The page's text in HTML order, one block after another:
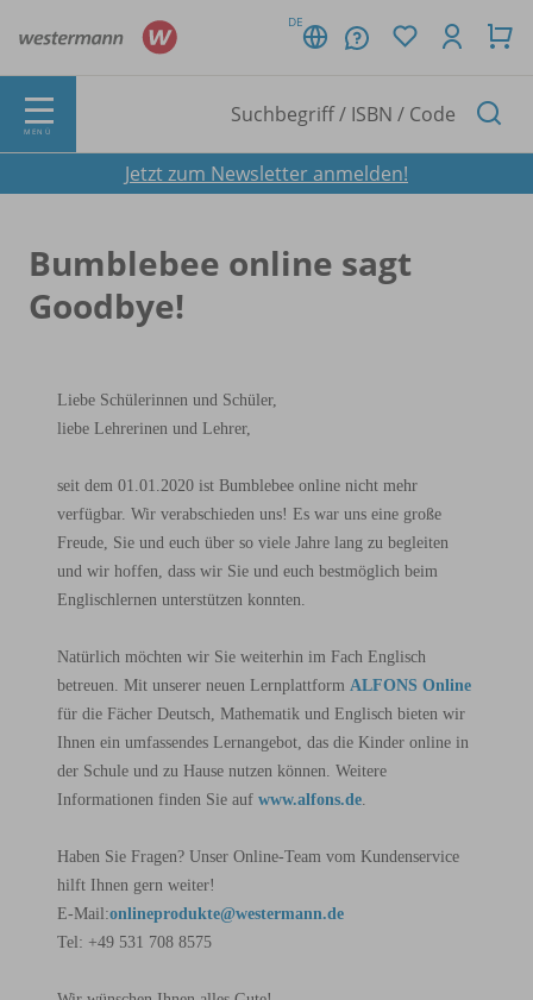
DE
MENÜ
Jetzt zum Newsletter anmelden!
Bumblebee online sagt
Goodbye!
Liebe Schülerinnen und Schüler,
liebe Lehrerinen und Lehrer,
seit dem 01.01.2020 ist Bumblebee online nicht mehr
verfügbar. Wir verabschieden uns! Es war uns eine große
Freude, Sie und euch über so viele Jahre lang zu begleiten
und wir hoffen, dass wir Sie und euch bestmöglich beim
Englischlernen unterstützen konnten.
Natürlich möchten wir Sie weiterhin im Fach Englisch
betreuen. Mit unserer neuen Lernplattform ALFONS Online
für die Fächer Deutsch, Mathematik und Englisch bieten wir
Ihnen ein umfassendes Lernangebot, das die Kinder online in
der Schule und zu Hause nutzen können. Weitere
Informationen finden Sie auf www.alfons.de
Haben Sie Fragen? Unser Online-Team vom Kundenservice
hilft Ihnen gern weiter!
E-Mail:onlineprodukte@westermann.de
Tel: +49 531 708 8575